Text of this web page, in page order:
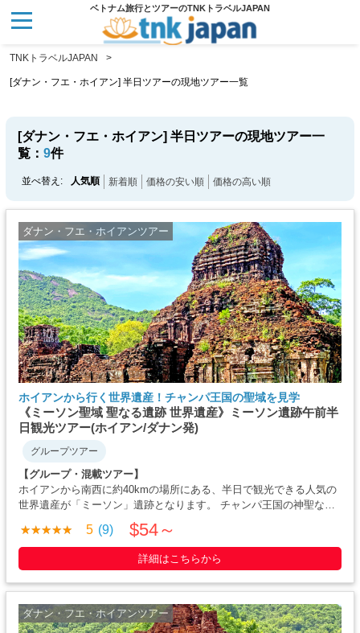
ベトナム旅行とツアーのTNKトラベルJAPAN
TNKトラベルJAPAN
[ダナン・フエ・ホイアン] 半日ツアーの現地ツアー一覧
[ダナン・フエ・ホイアン] 半日ツアーの現地ツアー一
覧： 9件
並べ替え: 人気順 新着順 価格の安い順 価格の高い順
ダナン・フエ・ホイアンツアー
ホイアンから行く世界遺産！チャンパ王国の聖域を見学
《ミーソン聖域 聖なる遺跡 世界遺産》ミーソン遺跡午前半
日観光ツアー(ホイアン/ダナン発)
グループツアー
【グループ・混載ツアー】
ホイアンから南西に約40kmの場所にある、半日で観光できる人気の
世界遺産が「ミーソン」遺跡となります。 チャンパ王国の神聖な聖
地の跡地となりますので、「ミーソン聖域」と呼ばれることもあり
ます。 1999年にユネスコ世界遺産に登録され・・・
5 (9) $54～
詳細はこちらから
ダナン・フエ・ホイアンツアー